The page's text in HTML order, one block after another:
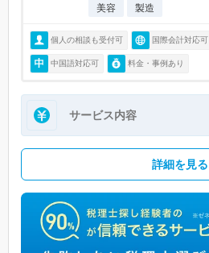
美容
製造
個人の相談も受付可 国際会計対応可
中国語対応可 料金・事例あり
サービス内容
詳細を見る